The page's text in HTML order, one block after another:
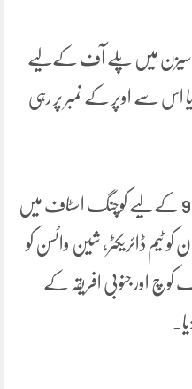
سیزن میں پلے آف کےلیے
یا اس سے اوپر کے نمبر پر رہی
کوئٹہ گلیڈی ایٹرز نے پی ایس ایل 9 کےلیے کوچنگ اسٹاف میں
ٹیم ڈائریکٹر، شین واٹسن کو
اور جنوبی افریقہ کے